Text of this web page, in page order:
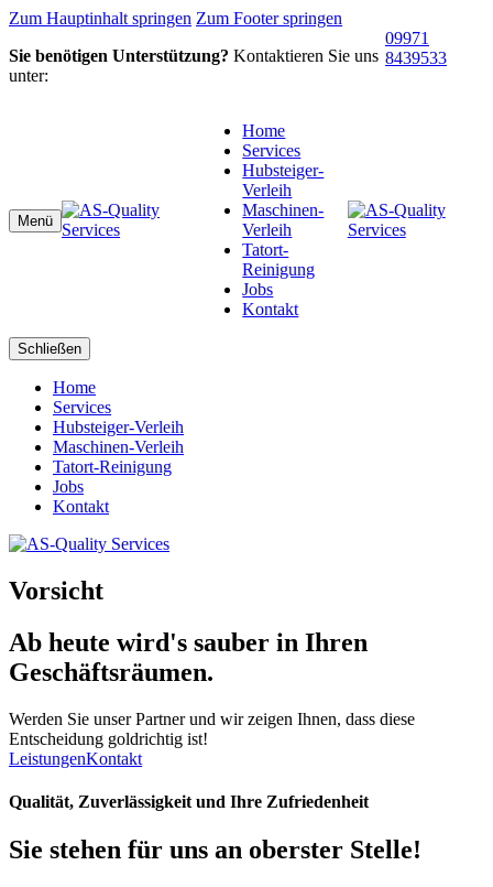
Zum Hauptinhalt springen Zum Footer springen
Sie benötigen Unterstützung? Kontaktieren Sie uns
unter:
09971
8439533
Menü
Home
Services
Hubsteiger-
Verleih
Maschinen-
Verleih
Tatort-
Reinigung
Jobs
Kontakt
Schließen
Home
Services
Hubsteiger-Verleih
Maschinen-Verleih
Tatort-Reinigung
Jobs
Kontakt
Vorsicht
Ab heute wird's sauber in Ihren
Geschäftsräumen.
Werden Sie unser Partner und wir zeigen Ihnen, dass diese
Entscheidung goldrichtig ist!
LeistungenKontakt
Qualität, Zuverlässigkeit und Ihre Zufriedenheit
Sie stehen für uns an oberster Stelle!